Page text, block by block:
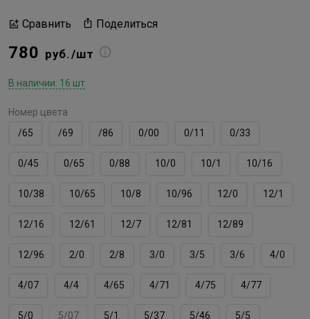
Сравнить Поделиться
780 руб./шт
В наличии: 16 шт
Номер цвета
/65
/69 /86 0/00 0/11 0/33
0/45 0/65 0/88 10/0 10/1 10/16
10/38 10/65 10/8 10/96 12/0 12/1
12/16 12/61 12/7 12/81 12/89
12/96 2/0 2/8 3/0 3/5 3/6 4/0
4/07 4/4 4/65 4/71 4/75 4/77
5/0 5/07 5/1 5/37 5/46 5/5